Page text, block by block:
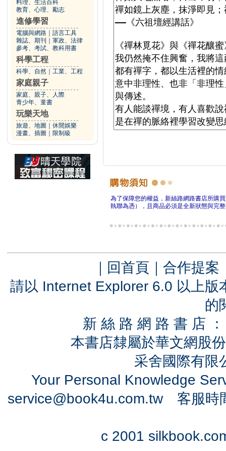
料理、生活百科
教育、心理、勵志
進修學習
電腦與網路
語言工具
雜誌、期刊
軍政、法律
參考、考試、教科用書
科學工程
科學、自然 工業、工程
家庭親子
家庭、親子、人際
青少年、童書
玩樂天地
旅遊、地圖
休閒娛樂
漫畫、插圖
限制級
為了保障您的權益，新絲路網路書店所購
執聯為憑），且商品必須是全新狀態與完
｜ 回首頁 ｜ 合作提案
請以 Internet Explorer 6.0 以上
的
新 絲 路 網 路 書 店
本書店隸屬於華文網股
采舍國際有
Your Personal Knowledge
service@book4u.com.tw客服時
c 2001